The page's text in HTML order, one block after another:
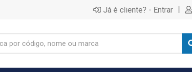
Já é cliente? - Entrar |